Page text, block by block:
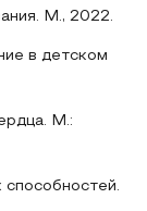
М., 2022.
в детском
М.: